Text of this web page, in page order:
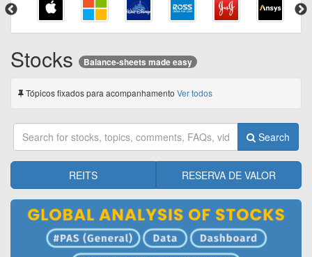
Stocks Balance-sheets made easy
Tópicos fixados para acompanhamento Ver todos
Search
REITS RESERVA DE VALOR